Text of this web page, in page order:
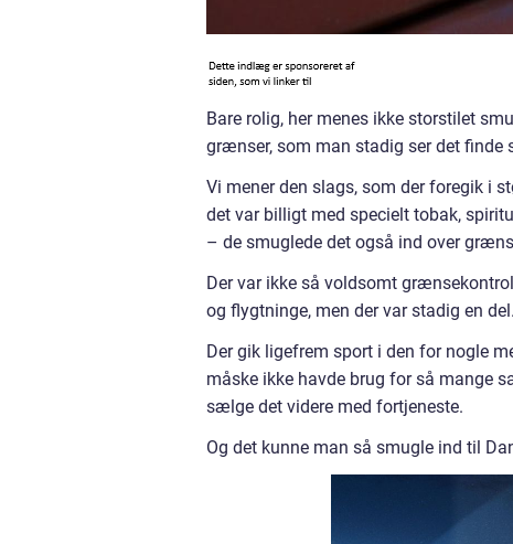
Bare rolig, her menes ikke storstilet
grænser, som man stadig ser det finde
Vi mener den slags, som der foregik i
det var billigt med specielt tobak,
– de smuglede det også ind over
Der var ikke så voldsomt
og flygtninge, men der var stadig en del.
Der gik ligefrem sport i den for nogle
måske ikke havde brug for så mange
sælge det videre med fortjeneste.
Og det kunne man så smugle ind til